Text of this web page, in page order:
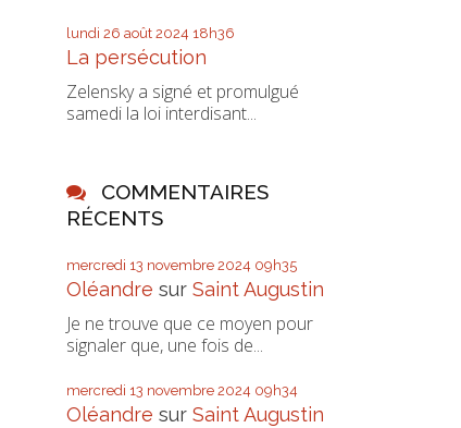
lundi 26 août 2024 18h36
La persécution
Zelensky a signé et promulgué
samedi la loi interdisant...
COMMENTAIRES
RÉCENTS
mercredi 13 novembre 2024 09h35
Oléandre sur Saint Augustin
Je ne trouve que ce moyen pour
signaler que, une fois de...
mercredi 13 novembre 2024 09h34
Oléandre sur Saint Augustin